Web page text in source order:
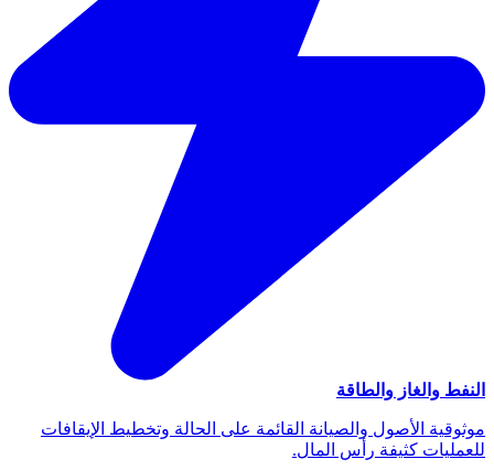
النفط والغاز والطاقة
موثوقية الأصول والصيانة القائمة على الحالة وتخطيط الإيقافات
للعمليات كثيفة رأس المال.